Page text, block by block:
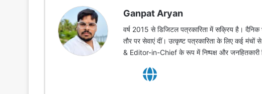
Ganpat Aryan
वर्ष 2015 से डिजिटल पत्रकारिता में सक्रिय है। दैनिक
तौर पर सेवाएं दीं। उत्कृष्ट पत्रकारिता के लिए कई मंचों
& Editor-in-Chief के रूप में निष्पक्ष और जनहितकारी